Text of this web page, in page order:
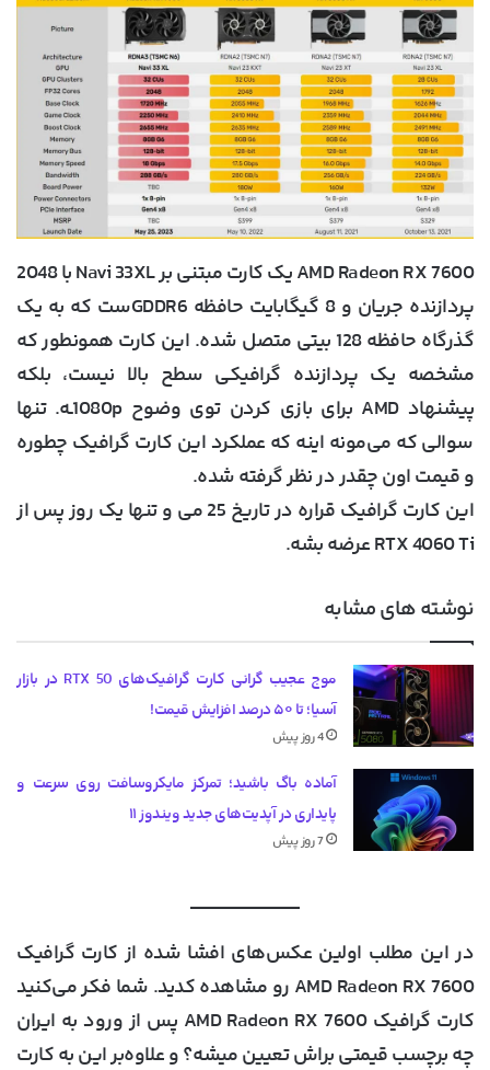
AMD Radeon RX 7600 یک کارت مبتنی بر Navi 33XL با 2048
پردازنده جریان و 8 گیگابایت حافظه GDDR6ست که به یک
گذرگاه حافظه 128 بیتی متصل شده. این کارت همونطور که
مشخصه یک پردازنده گرافیکی سطح بالا نیست، بلکه
پیشنهاد AMD برای بازی کردن توی وضوح 1080pـه. تنها
سوالی که می‌مونه اینه که عملکرد این کارت گرافیک چطوره
و قیمت اون چقدر در نظر گرفته شده.
این کارت گرافیک قراره در تاریخ 25 می و تنها یک روز پس از
RTX 4060 Ti عرضه بشه.
نوشته های مشابه
موج عجیب گرانی کارت گرافیک‌های RTX 50 در بازار
آسیا؛ تا ۵۰ درصد افزایش قیمت!
4 روز پیش
آماده باگ باشید؛ تمرکز مایکروسافت روی سرعت و
پایداری در آپدیت‌های جدید ویندوز ۱۱
7 روز پیش
در این مطلب اولین عکس‌های افشا شده از کارت گرافیک
AMD Radeon RX 7600 رو مشاهده کدید. شما فکر می‌کنید
کارت گرافیک AMD Radeon RX 7600 پس از ورود به ایران
چه برچسب قیمتی براش تعیین میشه؟ و علاوه‌بر این به کارت